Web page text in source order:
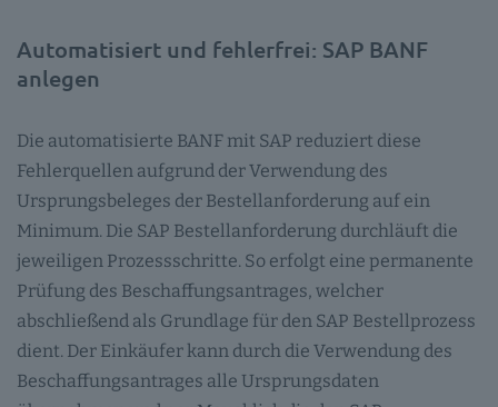
Automatisiert und fehlerfrei: SAP BANF
anlegen
Die automatisierte BANF mit SAP reduziert diese
Fehlerquellen aufgrund der Verwendung des
Ursprungsbeleges der Bestellanforderung auf ein
Minimum. Die SAP Bestellanforderung durchläuft die
jeweiligen Prozessschritte. So erfolgt eine permanente
Prüfung des Beschaffungsantrages, welcher
abschließend als Grundlage für den SAP Bestellprozess
dient. Der Einkäufer kann durch die Verwendung des
Beschaffungsantrages alle Ursprungsdaten